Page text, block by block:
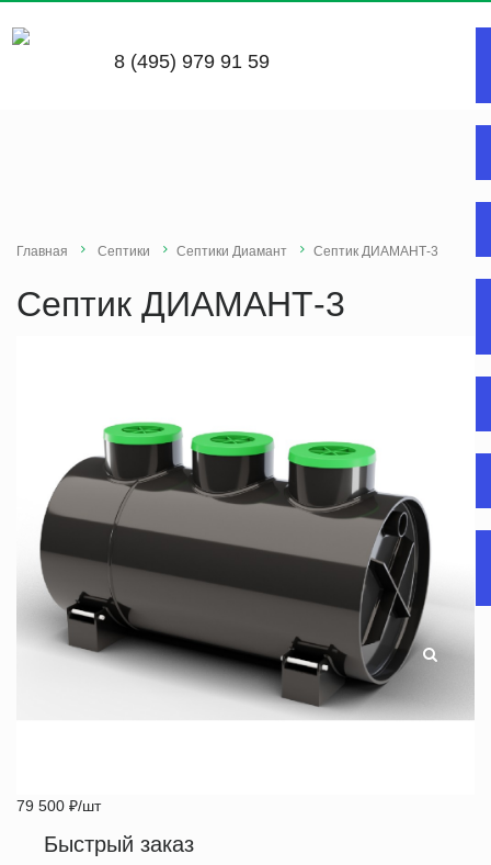
8 (495) 979 91 59
Главная Септики Септики Диамант Септик ДИАМАНТ-3
Септик ДИАМАНТ-3
79 500 ₽/шт
Быстрый заказ